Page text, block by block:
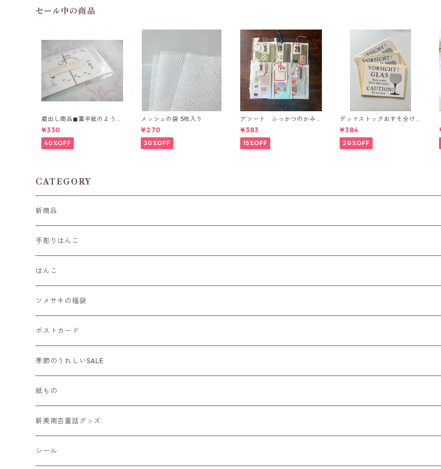
セール中の商品
蔵出し商品◼︎藁半紙のような
風合い 「ちいさな手紙」4
種
¥330
40%OFF
メッシュの袋 5枚入り
¥270
30%OFF
アソート ふっかつのかみ
さま(紙好きの方へ)
¥383
15%OFF
デッドストックおすそ分け
品◼︎ガラス われもの注意シ
ール
¥384
20%OFF
CATEGORY
新商品
手彫りはんこ
はんこ
手帳におすすめ
年賀状にもおすすめ
猫はんこ
季節のはんこ
どうぶつはんこ
ツメサキの福袋
ポストカード
ニューイヤーカード
季節のうれしいSALE
紙もの
一筆箋
カード
新美南吉童話グッズ
シール